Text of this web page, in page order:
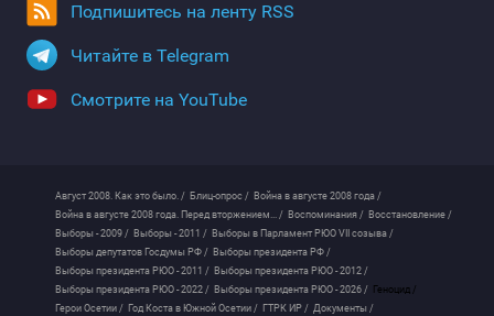
Подпишитесь на ленту RSS
Читайте в Telegram
Смотрите на YouTube
Август 2008. Как это было. / Блиц-опрос / Война в августе 2008 года /
Война в августе 2008 года. Перед вторжением... / Воспоминания / Восстановление /
Выборы - 2009 / Выборы - 2011 / Выборы в Парламент РЮО VII созыва /
Выборы депутатов Госдумы РФ / Выборы президента РФ /
Выборы президента РЮО - 2011 / Выборы президента РЮО - 2012 /
Выборы президента РЮО - 2022 / Выборы президента РЮО - 2026 / Геноцид /
Герои Осетии / Год Коста в Южной Осетии / ГТРК ИР / Документы /